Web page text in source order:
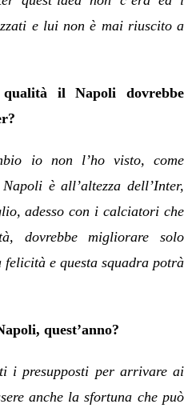
e lui non è mai riuscito a
il Napoli dovrebbe
io non l’ho visto, come
è all’altezza dell’Inter,
adesso con i calciatori che
dovrebbe migliorare solo
felicità e questa squadra potrà
quest’anno?
i presupposti per arrivare ai
anche la sfortuna che può